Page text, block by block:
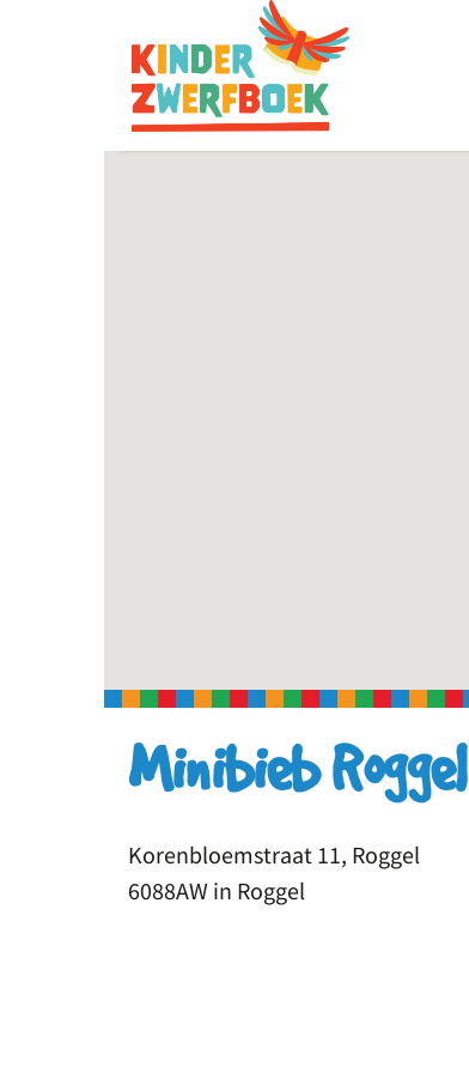
Minibieb Roggel
Korenbloemstraat 11, Roggel
6088AW in Roggel